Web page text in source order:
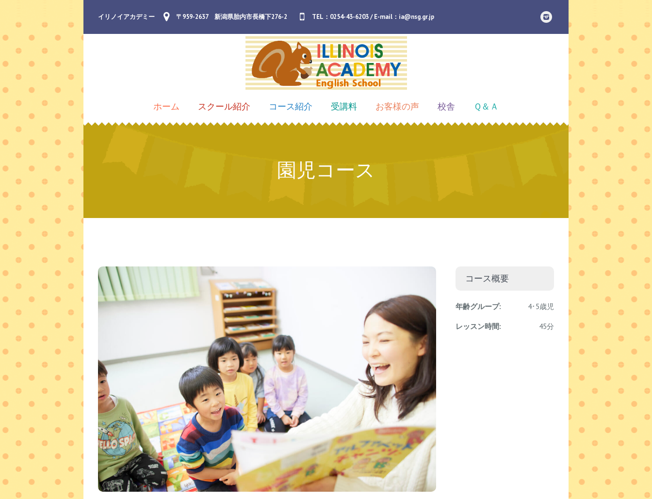
イリノイアカデミー 〒959-2637 新潟県胎内市長橋下276-2 TEL： 0254-43-6203/ E-mail： ia@nsg.gr.jp
ホーム スクール紹介 コース紹介 受講料 お客様の声 校舎 Ｑ＆Ａ
園児コース
コース概要
年齢グループ: 4･5歳児
レッスン時間: 45分